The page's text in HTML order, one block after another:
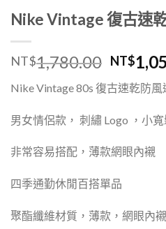
Nike Vintage 復古速
NT$1,780.00 NT$
Nike Vintage 80s 復古速乾防
男女情侶款， 刺繡 Logo ， 小
非常容易搭配，薄款網眼內襯
四季通勤休閒百搭單品
聚酯纖維材質，薄款，網眼內襯